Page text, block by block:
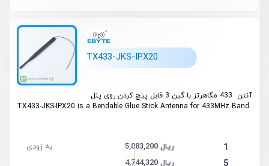
TX433-JKS-IPX20
آنتن 433 مگاهرتز با گین 3 قابل پیچ کردن روی پنل
TX433-JKS-IPX20 is a Bendable Glue Stick Antenna for 433MHz Band.
1 5,083,200 ریال
4,744,320 ریال
به زودی